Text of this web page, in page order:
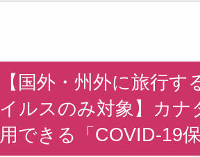
【国外・州外に旅行
イルスのみ対象】カナ
用できる「COVID-19